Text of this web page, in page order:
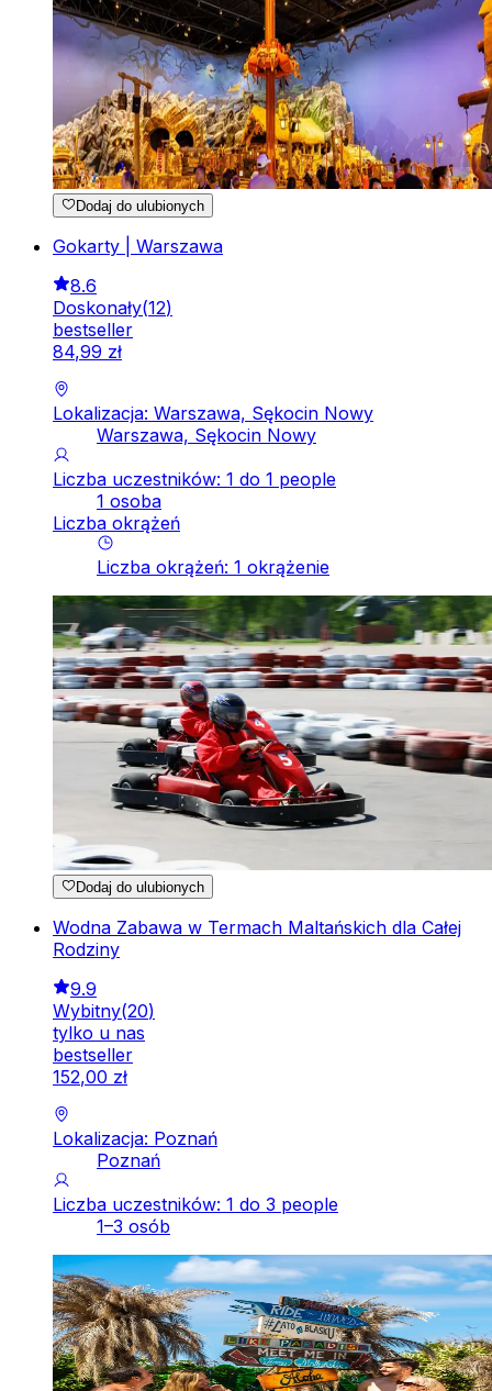
Dodaj do ulubionych
Gokarty | Warszawa
8.6
Doskonały(12)
bestseller
84,99 zł
Lokalizacja: Warszawa, Sękocin Nowy
Warszawa, Sękocin Nowy
Liczba uczestników: 1 do 1 people
1 osoba
Liczba okrążeń
Liczba okrążeń: 1 okrążenie
Dodaj do ulubionych
Wodna Zabawa w Termach Maltańskich dla Całej
Rodziny
9.9
Wybitny(20)
tylko u nas
bestseller
152,00 zł
Lokalizacja: Poznań
Poznań
Liczba uczestników: 1 do 3 people
1–3 osób